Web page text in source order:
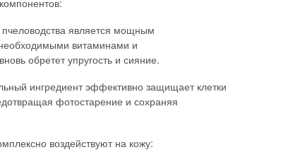
является мощным
витаминами и
обретет упругость и сияние.
ингредиент эффективно защищает клетки
фотостарение и сохраняя
воздействуют на кожу: